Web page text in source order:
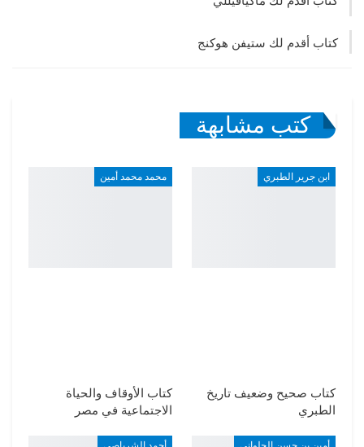
كتاب أقدم لك ستيفن هوكنج
كتب مشابهة
ابن جرير الطبري
كتاب صحيح وضعيف تاريخ
الطبري
محمد محمد أمين
كتاب الأوقاف والحياة
الاجتماعية في مصر